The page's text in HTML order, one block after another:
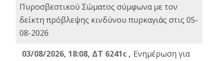
Πυροσβεστικού Σώματος σύμφωνα με τον
δείκτη πρόβλεψης κινδύνου πυρκαγιάς στις 05-
08-2026
03/08/2026, 18:08, ΔΤ 6241c , Ενημέρωση για